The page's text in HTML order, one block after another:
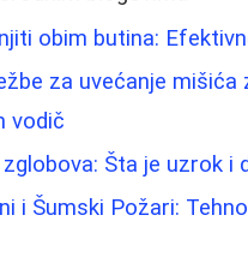
obim butina:
za uvećanje mišića
vodič
Šta je uzrok i
i Šumski Požari: